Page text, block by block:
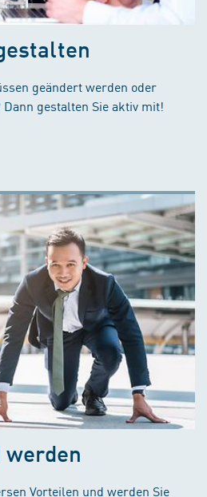
geändert werden oder
gestalten Sie aktiv mit!
Vorteilen und werden Sie